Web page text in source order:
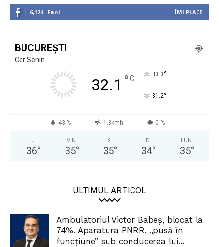
6,124 Fani ÎMI PLACE
BUCUREȘTI
Cer Senin
32.1 °C 33.3°
31.2°
43 % 1.3kmh 0 %
J
36°
VIN
35°
S
35°
D
34°
LUN
35°
ULTIMUL ARTICOL
Ambulatoriul Victor Babeș, blocat la
74%. Aparatura PNRR, „pusă în
funcțiune” sub conducerea lui...